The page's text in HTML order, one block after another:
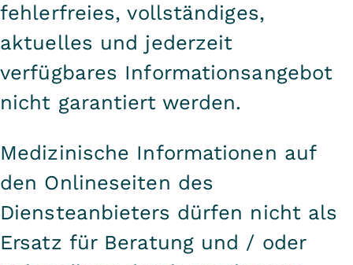
fehlerfreies, vollständiges,
aktuelles und jederzeit
verfügbares Informationsangebot
nicht garantiert werden.
Medizinische Informationen auf
den Onlineseiten des
Diensteanbieters dürfen nicht als
Ersatz für Beratung und / oder